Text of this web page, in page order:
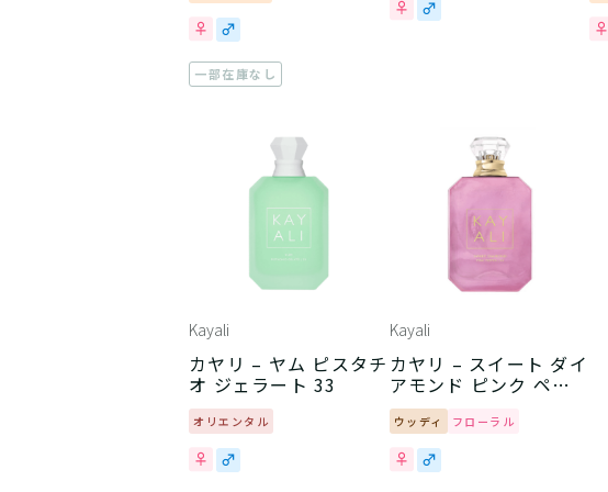
一部在庫なし
Kayali
カヤリ – ヤム ピスタチ
オ ジェラート 33
オリエンタル
Kayali
カヤリ – スイート ダイ
アモンド ピンク ペッ
パー 25
ウッディ フローラル